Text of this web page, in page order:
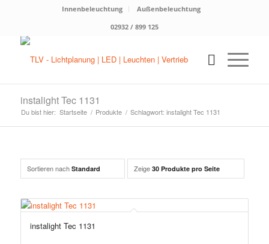
Innenbeleuchtung
Außenbeleuchtung
02932 / 899 125
instalight Tec 1131
Du bist hier: Startseite / Produkte / Schlagwort: instalight Tec 1131
Sortieren nach Standard Zeige 30 Produkte pro Seite
instalight Tec 1131